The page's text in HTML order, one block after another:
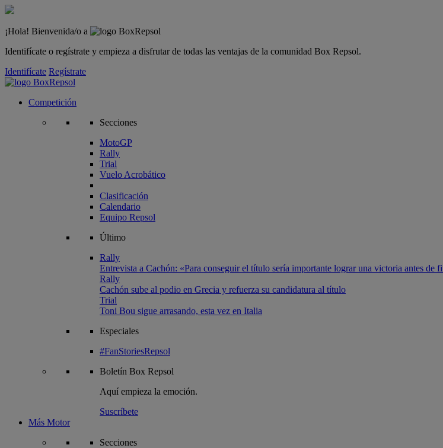
¡Hola! Bienvenida/o a
Identifícate o regístrate y empieza a disfrutar de todas las ventajas de la comunidad Box Repsol.
Identifícate Regístrate
Competición
Secciones
MotoGP
Rally
Trial
Vuelo Acrobático
Clasificación
Calendario
Equipo Repsol
Último
Rally
Entrevista a Cachón: «Para conseguir el título sería importante lograr una victoria antes de
Rally
Cachón sube al podio en Grecia y refuerza su candidatura al título
Trial
Toni Bou sigue arrasando, esta vez en Italia
Especiales
#FanStoriesRepsol
Boletín Box Repsol
Aquí empieza la emoción.
Suscríbete
Más Motor
Secciones